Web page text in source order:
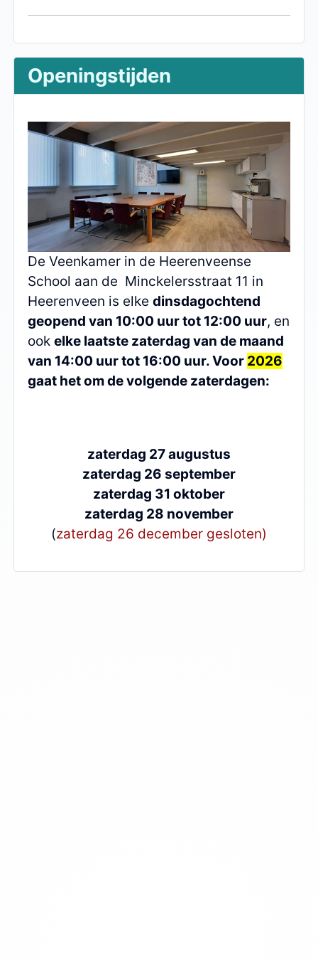
Openingstijden
De Veenkamer in de Heerenveense
School aan de Minckelersstraat 11 in
Heerenveen is elke dinsdagochtend
geopend van 10:00 uur tot 12:00 uur, en
ook elke laatste zaterdag van de maand
van 14:00 uur tot 16:00 uur. Voor 2026
gaat het om de volgende zaterdagen:
zaterdag 27 augustus
zaterdag 26 september
zaterdag 31 oktober
zaterdag 28 november
(zaterdag 26 december gesloten)